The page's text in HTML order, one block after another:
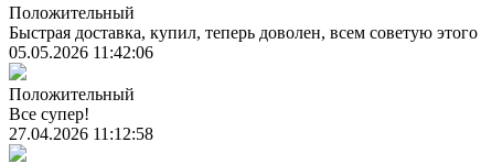
Положительный
Быстрая доставка, купил, теперь доволен, всем советую
05.05.2026 11:42:06
Положительный
Все супер!
27.04.2026 11:12:58